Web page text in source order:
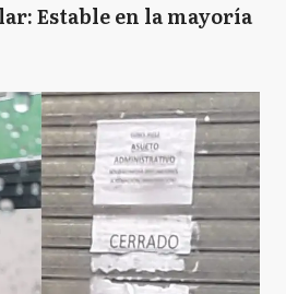
Estable en la mayoría